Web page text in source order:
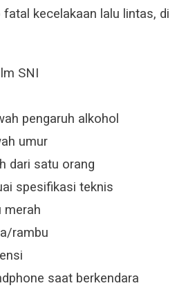
kecelakaan lalu lintas, di
SNI
pengaruh alkohol
umur
dari satu orang
spesifikasi teknis
merah
rambu
saat berkendara